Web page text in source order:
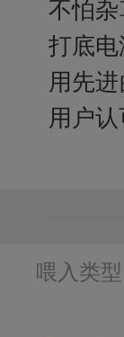
不怕
打底电
用先
用户
喂入类型